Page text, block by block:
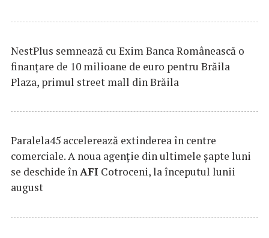
NestPlus semnează cu Exim Banca Românească o
finanțare de 10 milioane de euro pentru Brăila
Plaza, primul street mall din Brăila
Paralela45 accelerează extinderea în centre
comerciale. A noua agenție din ultimele șapte luni
se deschide înAFI Cotroceni, la începutul lunii
august